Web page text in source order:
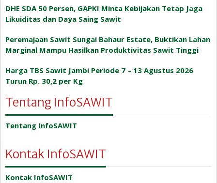
DHE SDA 50 Persen, GAPKI Minta Kebijakan Tetap Jaga
Likuiditas dan Daya Saing Sawit
Peremajaan Sawit Sungai Bahaur Estate, Buktikan Lahan
Marginal Mampu Hasilkan Produktivitas Sawit Tinggi
Harga TBS Sawit Jambi Periode 7 – 13 Agustus 2026
Turun Rp. 30,2 per Kg
Tentang InfoSAWIT
Tentang InfoSAWIT
Kontak InfoSAWIT
Kontak InfoSAWIT